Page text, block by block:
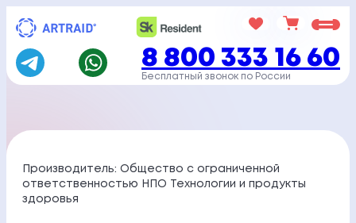
Перейти
содержимому
8 800 333 16 60
Бесплатный звонок по России
Производитель: Общество с ограниченной
ответственностью НПО Технологии и продукты
здоровья